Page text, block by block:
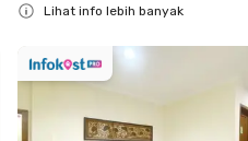
Lihat info lebih banyak